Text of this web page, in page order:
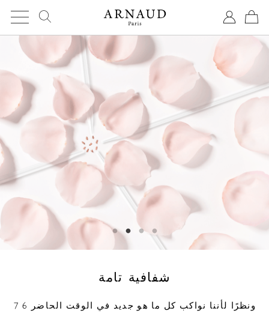
شفافية تامة
7 6 ونظرًا لأننا نواكب كل ما هو جديد في الوقت الحاضر